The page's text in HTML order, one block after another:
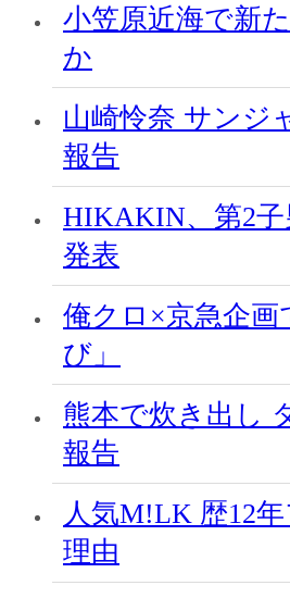
小笠原近海で新
か
山崎怜奈 サンジ
報告
HIKAKIN、第2子
発表
俺クロ×京急企画
び」
熊本で炊き出し
報告
人気M!LK 歴12
理由